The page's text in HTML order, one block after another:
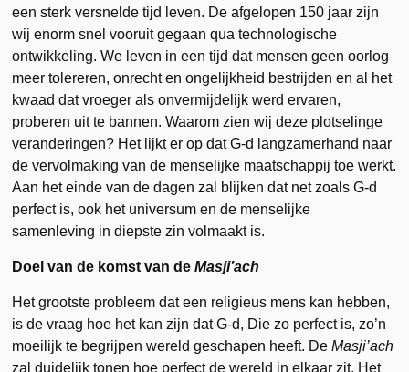
een sterk versnelde tijd leven. De afgelopen 150 jaar zijn
wij enorm snel vooruit gegaan qua technologische
ontwikkeling. We leven in een tijd dat mensen geen oorlog
meer tolereren, onrecht en ongelijkheid bestrijden en al het
kwaad dat vroeger als onvermijdelijk werd ervaren,
proberen uit te bannen. Waarom zien wij deze plotselinge
veranderingen? Het lijkt er op dat G-d langzamerhand naar
de vervolmaking van de menselijke maatschappij toe werkt.
Aan het einde van de dagen zal blijken dat net zoals G-d
perfect is, ook het universum en de menselijke
samenleving in diepste zin volmaakt is.
Doel van de komst van deMasji’ach
Het grootste probleem dat een religieus mens kan hebben,
is de vraag hoe het kan zijn dat G-d, Die zo perfect is, zo’n
moeilijk te begrijpen wereld geschapen heeft. DeMasji’ach
zal duidelijk tonen hoe perfect de wereld in elkaar zit. Het